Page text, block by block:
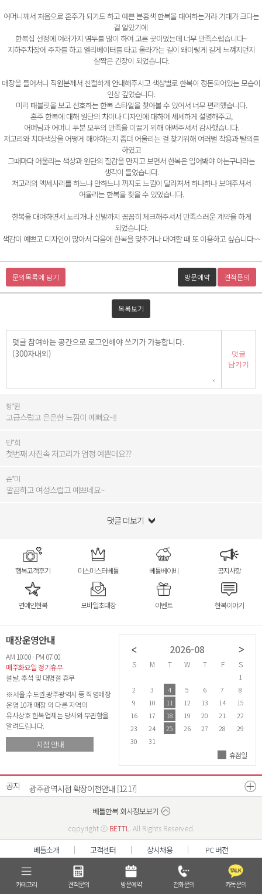
어머니께서 처음으로 혼주가 되기도 하고 예쁜 분홍색 한복을 대여하는거라 기대가 크다는
걸 알았기에
한복집 선정에 여러가지 염두를 많이 하여 고른 곳이었는데 너무 만족스럽습니다~
지하주차장에 주차를 하고 엘리베이터를 타고 올라가는 길이 왜이렇게 길게 느껴지던지
살짝은 긴장이 되었습니다.
매장을 들어서니 직원분께서 친철하게 안내해주시고 색상별로 한복이 정돈되어있는 모습이
인상 깊었습니다.
미리 태블릿을 보고 선호하는 한복 스타일을 찾아볼 수 있어서 너무 편리했습니다.
혼주 한복에 대해 원단의 차이나 디자인에 대하여 세세하게 설명해주고,
어머님과 어머니 두분 모두의 만족을 이끌기 위해 애써주셔서 감사했습니다.
저고리와 치마색상을 어떻게 해야하는지 좀더 어울리는 걸 찾기위해 여러벌 착용과 탈의를
하였고
그때마다 어울리는 색상과 원단의 질감을 만지고 보면서 한복은 입어봐야 아는구나라는
생각이 들었습니다.
저고리의 액세사리를 하느냐 안하느냐 까지도 느낌이 달라져서 하나하나 보여주셔서
어울리는 한복을 찾을 수 있었습니다.
한복을 대여하면서 노리개나 신발까지 꼼꼼히 체크해주셔서 만족스러운 계약을 하게
되었습니다.
색감이 예쁘고 디자인이 많아서 다음에 한복을 맞추거나 대여할 때 또 이용하고 싶습니다~~
문의목록에 담기 방문예약 견적문의
목록보기
덧글
남기기
황*원
고급스럽고 은은한 느낌이 예뻐요~!!
민*희
첫번째 사진속 저고리가 엄청 예쁜데요??
손*미
깔끔하고 여성스럽고 예쁘네요~
댓글 더보기
행복고객후기 미스미스터베틀 베틀베이비 공지사항
연예인한복 모바일초대장 이벤트 한복이야기
매장운영안내
AM 10:00 - PM 07:00
매주화요일 정기휴무
설날, 추석 및 대명절 휴무
※서울,수도권,광주광역시 등 직영매장
운영 10개 매장 외 다른 지역의
유사상호 한복업체는 당사와 무관함을
알려드립니다.
지점 안내
2026-07
S M T W
1
7 8 9 10
12
13 14 15 16
19
20 21 22 23 24
26
27 28
2026-08
S M T W T F S
1
2
3 4 5 6 7
8
9
10 11 12 13 14
15
16
17 18 19 20 21
22
23
24 25 26 27 28
29
30
31
휴점일
공지
[07.21]
[06.22]
광주광역시점 확장이전안내 [12.17]
베스트리워드 선정자 발표[07.18]
베틀한복 매장운영시간 변경안내 [12.26]
베틀한복 회사정보보기
copyright ⓒ BETTL . All Rights Reserved.
베틀소개 고객센터 상시채용 PC 버전
카테고리 견적문의 방문예약 전화문의 카톡문의